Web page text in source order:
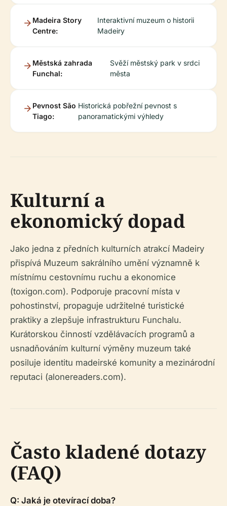
Madeira Story
Centre:
Interaktivní muzeum o historii
Madeiry
Městská zahrada
Funchal:
Svěží městský park v srdci
města
Pevnost São
Tiago:
Historická pobřežní pevnost s
panoramatickými výhledy
Kulturní a
ekonomický dopad
Jako jedna z předních kulturních atrakcí Madeiry
přispívá Muzeum sakrálního umění významně k
místnímu cestovnímu ruchu a ekonomice
(toxigon.com). Podporuje pracovní místa v
pohostinství, propaguje udržitelné turistické
praktiky a zlepšuje infrastrukturu Funchalu.
Kurátorskou činností vzdělávacích programů a
usnadňováním kulturní výměny muzeum také
posiluje identitu madeirské komunity a mezinárodní
reputaci (alonereaders.com).
Často kladené dotazy
(FAQ)
Q: Jaká je otevírací doba?